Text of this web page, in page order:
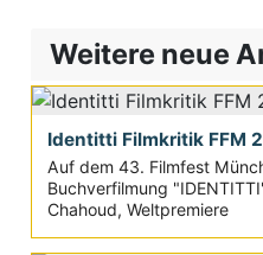
Weitere neue
Identitti Filmkritik FFM
Auf dem 43. Filmfest
Buchverfilmung
Chahoud, Weltpremiere